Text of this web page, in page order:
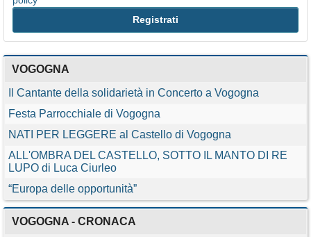
VOGOGNA
Il Cantante della solidarietà in Concerto a Vogogna
Festa Parrocchiale di Vogogna
NATI PER LEGGERE al Castello di Vogogna
ALL'OMBRA DEL CASTELLO, SOTTO IL MANTO DI RE
LUPO di Luca Ciurleo
“Europa delle opportunità”
VOGOGNA - CRONACA